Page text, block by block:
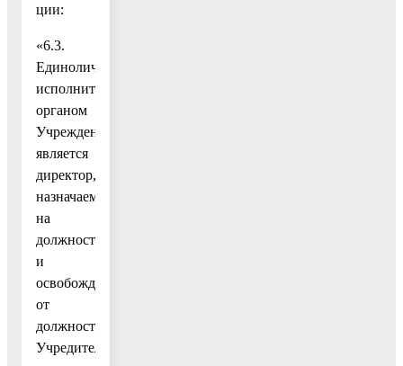
ции:
«6.3.
Единоличным
исполнительным
органом
Учреждения
является
директор,
назначаемый
на
должность
и
освобождаемый
от
должности
Учредителем